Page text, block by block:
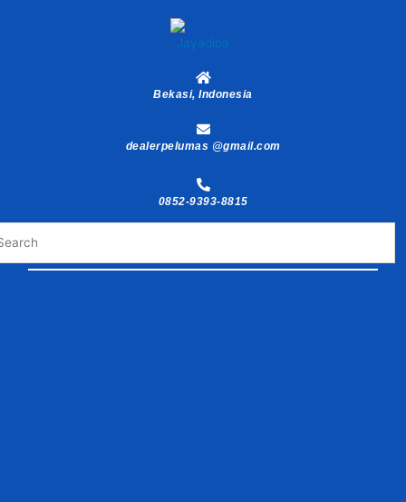
Bekasi, Indonesia
dealerpelumas @gmail.com
0852-9393-8815